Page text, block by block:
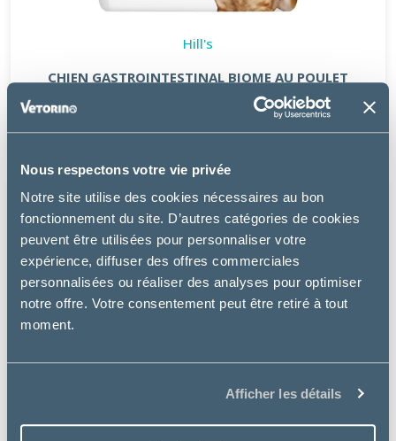
Nous respectons votre vie privée
Notre site utilise des cookies nécessaires au bon
fonctionnement du site. D’autres catégories de cookies
peuvent être utilisées pour personnaliser votre
expérience, diffuser des offres commerciales
personnalisées ou réaliser des analyses pour optimiser
notre offre. Votre consentement peut être retiré à tout
moment.
Afficher les détails
Hill's
CHIEN GASTROINTESTINAL BIOME AU POULET
26.99€